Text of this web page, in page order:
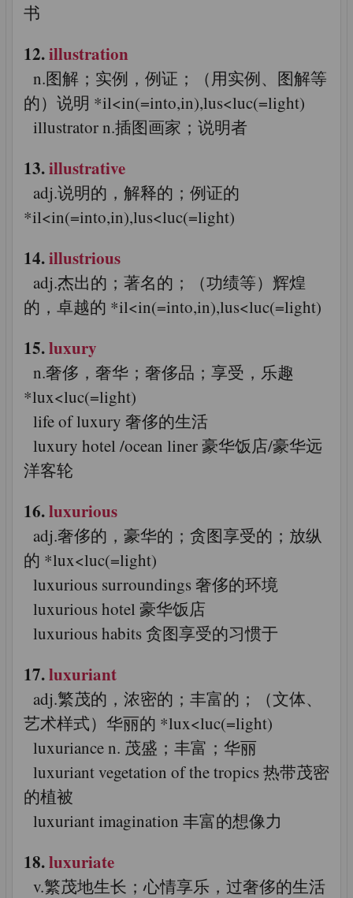
书
12.illustration
n.图解；实例，例证；（用实例、图解等
的）说明 *il<in(=into,in),lus<luc(=light)
illustrator n.插图画家；说明者
13.illustrative
adj.说明的，解释的；例证的
*il<in(=into,in),lus<luc(=light)
14.illustrious
adj.杰出的；著名的；（功绩等）辉煌
的，卓越的 *il<in(=into,in),lus<luc(=light)
15.luxury
n.奢侈，奢华；奢侈品；享受，乐趣
*lux<luc(=light)
life of luxury 奢侈的生活
luxury hotel /ocean liner 豪华饭店/豪华远
洋客轮
16.luxurious
adj.奢侈的，豪华的；贪图享受的；放纵
的 *lux<luc(=light)
luxurious surroundings 奢侈的环境
luxurious hotel 豪华饭店
luxurious habits 贪图享受的习惯于
17.luxuriant
adj.繁茂的，浓密的；丰富的；（文体、
艺术样式）华丽的 *lux<luc(=light)
luxuriance n. 茂盛；丰富；华丽
luxuriant vegetation of the tropics 热带茂密
的植被
luxuriant imagination 丰富的想像力
18.luxuriate
v.繁茂地生长；心情享乐，过奢侈的生活